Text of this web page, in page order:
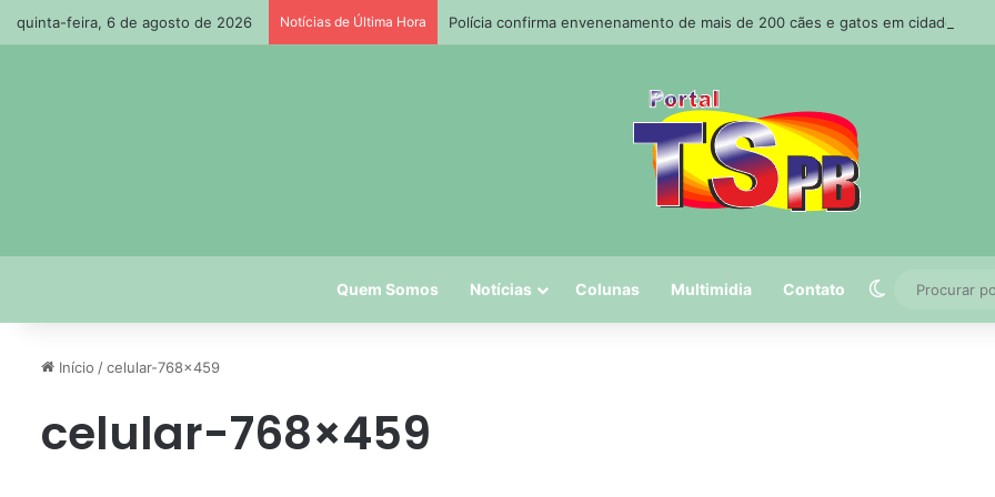
quinta-feira, 6 de agosto de 2026 Notícias de Última Hora Polícia confirma envenenamento de mais de 200 cães e gatos em cidade da
Quem Somos Notícias Colunas Multimidia Contato Switch skin
Início /celular-768×459
celular-768×459